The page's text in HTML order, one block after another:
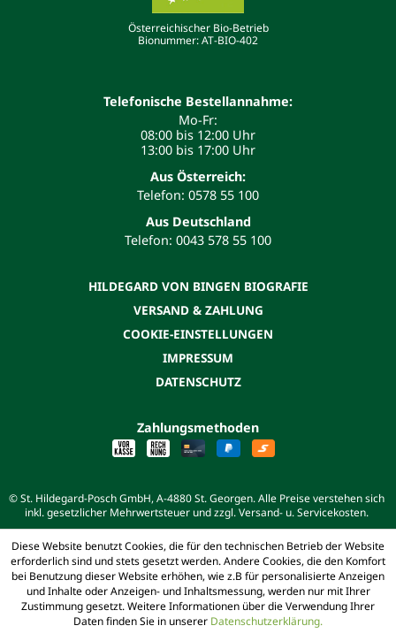
Österreichischer Bio-Betrieb
Bionummer: AT-BIO-402
Telefonische Bestellannahme:
Mo-Fr:
08:00 bis 12:00 Uhr
13:00 bis 17:00 Uhr
Aus Österreich:
Telefon: 0578 55 100
Aus Deutschland
Telefon: 0043 578 55 100
HILDEGARD VON BINGEN BIOGRAFIE
VERSAND & ZAHLUNG
COOKIE-EINSTELLUNGEN
IMPRESSUM
DATENSCHUTZ
Zahlungsmethoden
© St. Hildegard-Posch GmbH, A-4880 St. Georgen. Alle Preise verstehen sich
inkl. gesetzlicher Mehrwertsteuer und zzgl. Versand- u. Servicekosten.
Diese Website benutzt Cookies, die für den technischen Betrieb der Website
erforderlich sind und stets gesetzt werden. Andere Cookies, die den Komfort
bei Benutzung dieser Website erhöhen, wie z.B für personalisierte Anzeigen
und Inhalte oder Anzeigen- und Inhaltsmessung, werden nur mit Ihrer
Zustimmung gesetzt. Weitere Informationen über die Verwendung Ihrer
Daten finden Sie in unserer Datenschutzerklärung.